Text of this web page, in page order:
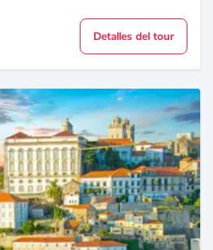
Detalles del tour